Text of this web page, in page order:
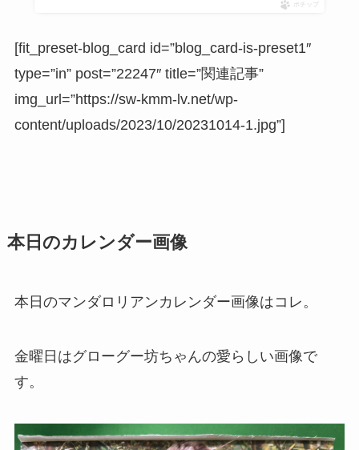
ポチップ
[fit_preset-blog_card id=”blog_card-is-preset1″
type=”in” post=”22247″ title=”関連記事”
img_url=”https://sw-kmm-lv.net/wp-
content/uploads/2023/10/20231014-1.jpg”]
本日のカレンダー画像
本日のマンダロリアンカレンダー画像はコレ。
金曜日はグローグー坊ちゃんの愛らしい画像で
す。